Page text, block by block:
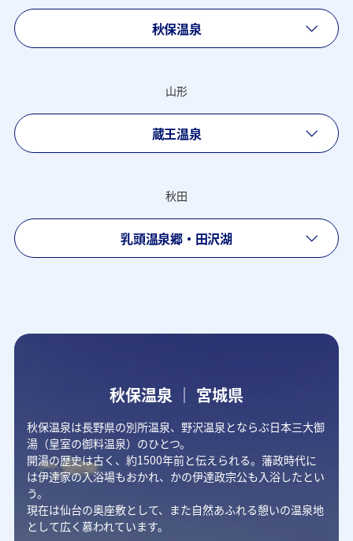
秋保温泉
山形
蔵王温泉
秋田
乳頭温泉郷・田沢湖
秋保温泉 ｜ 宮城県
秋保温泉は長野県の別所温泉、野沢温泉とならぶ日本三大御
湯（皇室の御料温泉）のひとつ。
開湯の歴史は古く、約1500年前と伝えられる。藩政時代に
は伊達家の入浴場もおかれ、かの伊達政宗公も入浴したとい
う。
現在は仙台の奥座敷として、また自然あふれる憩いの温泉地
として広く慕われています。